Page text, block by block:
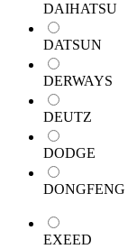
DAIHATSU
DATSUN
DERWAYS
DEUTZ
DODGE
DONGFENG
EXEED